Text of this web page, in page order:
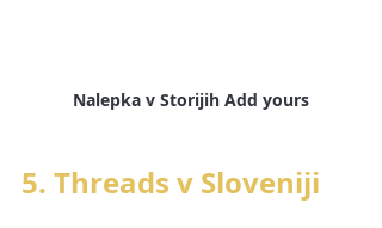
Nalepka v Storijih Add yours
5. Threads v Sloveniji